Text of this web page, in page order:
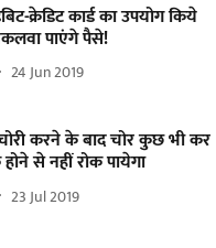
क्रेडिट कार्ड का उपयोग किये
पाएंगे पैसे!
24 Jun 2019
चोरी करने के बाद चोर कुछ भी कर
से नहीं रोक पायेगा
23 Jul 2019